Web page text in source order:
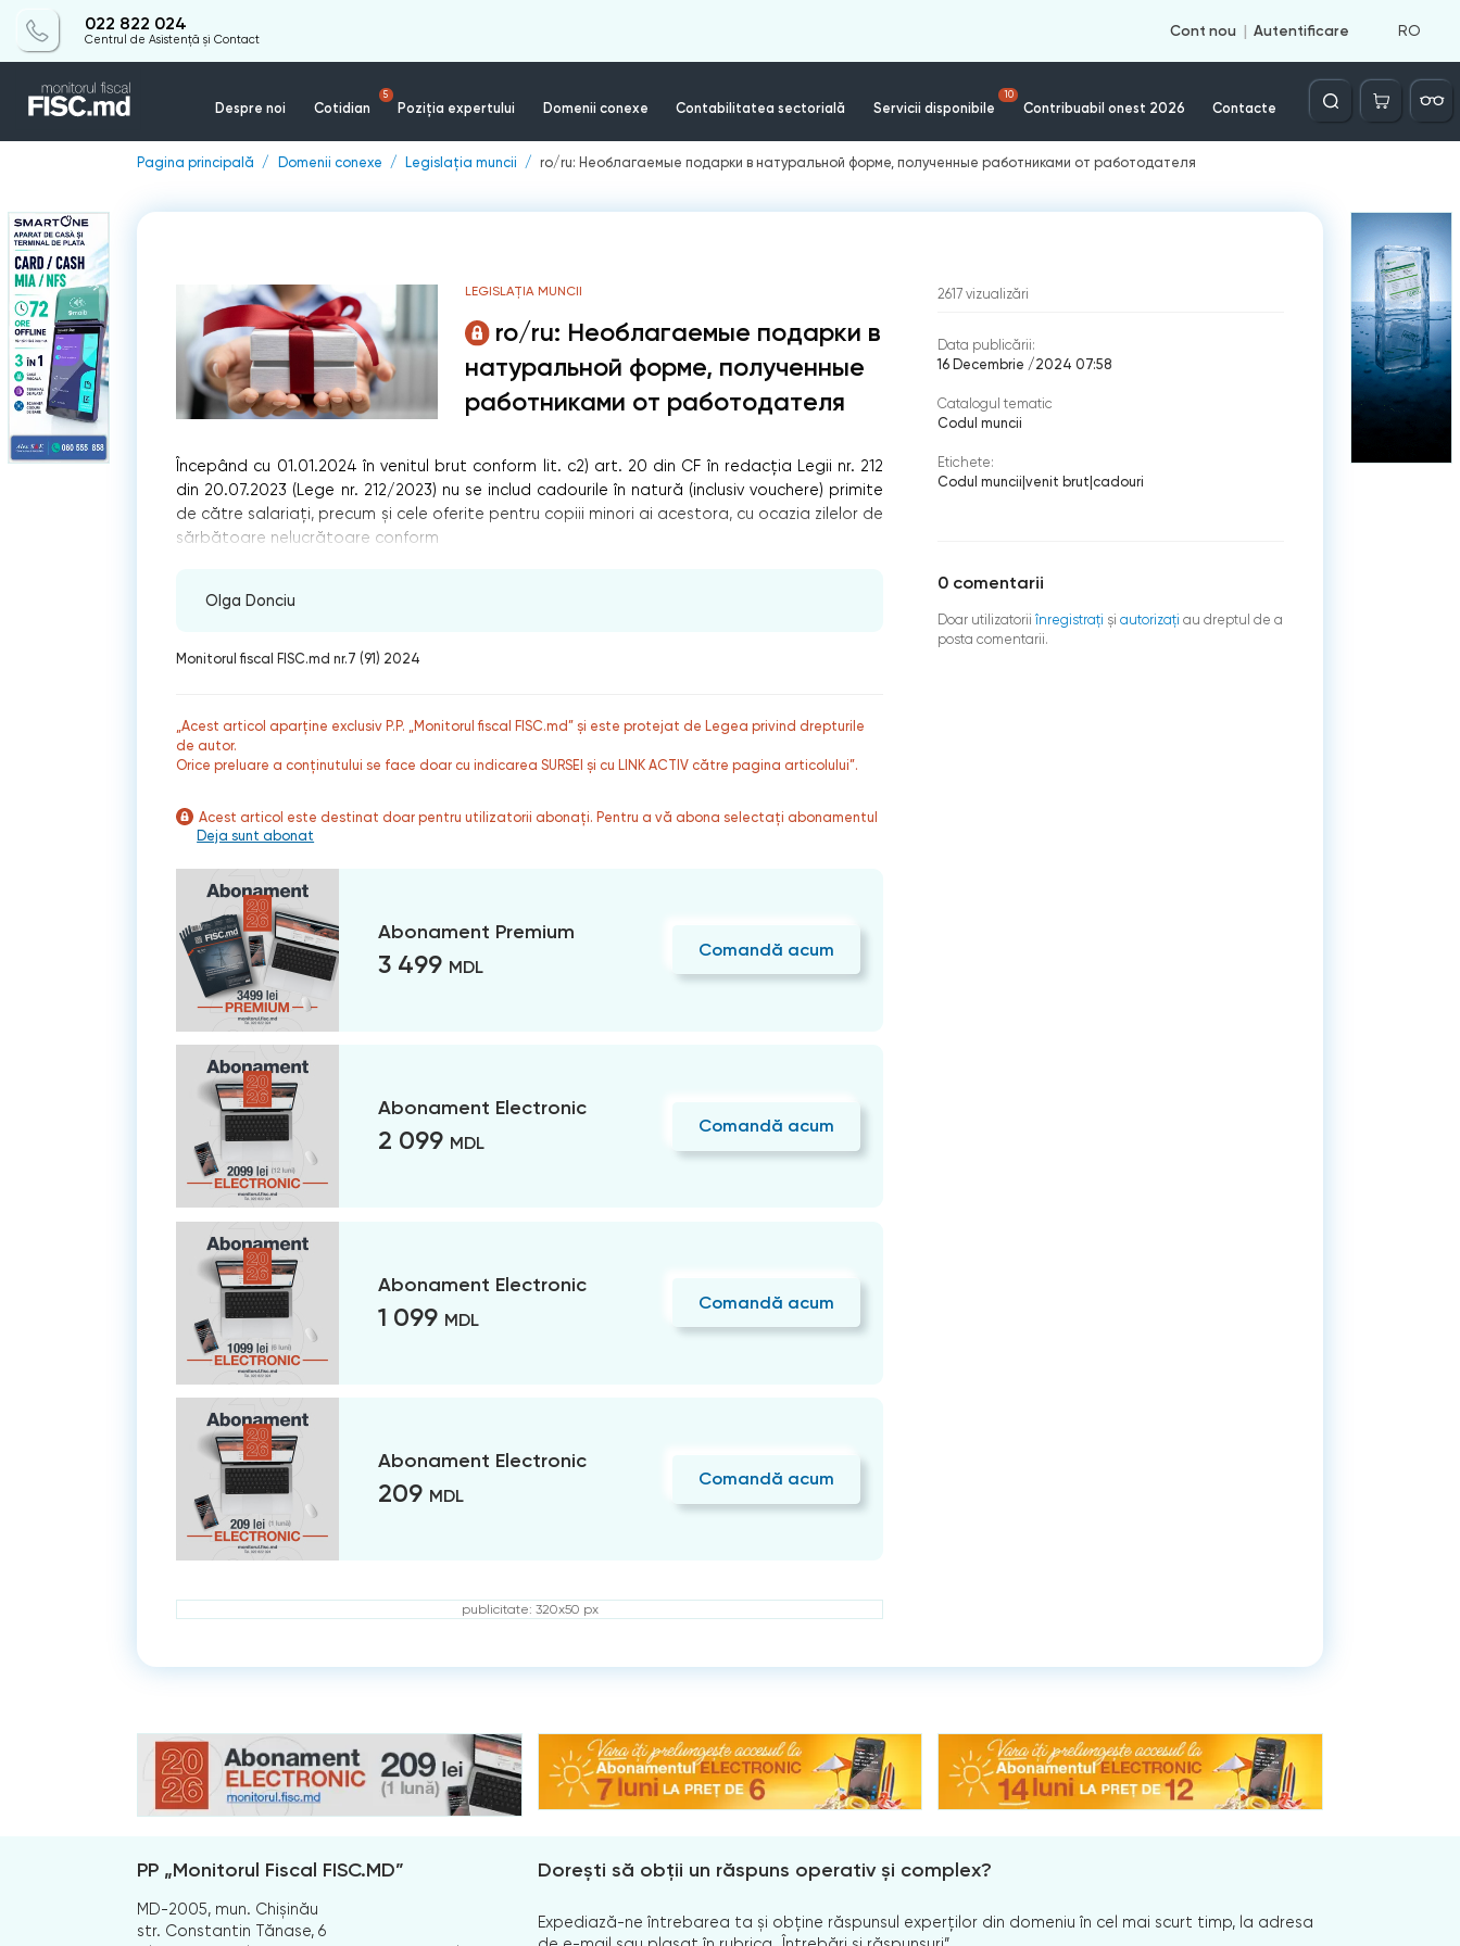
022 822 024
Centrul de Asistență și Contact
Cont nou Autentificare RO
Despre noi Cotidian
5
Poziția expertului Domenii conexe Contabilitatea sectorială Servicii disponibile
10
Contribuabil onest 2026 Contacte
Căutare
Pagina principală Domenii conexe Legislația muncii ro/ru: Необлагаемые подарки в натуральной форме, полученные работниками от работодателя
LEGISLAȚIA MUNCII
ro/ru: Необлагаемые подарки в
натуральной форме, полученные
работниками от работодателя
Începând cu 01.01.2024 în venitul brut conform lit. c2) art. 20 din CF în redacția Legii nr. 212
din 20.07.2023 (Lege nr. 212/2023) nu se includ cadourile în natură (inclusiv vouchere) primite
de către salariați, precum şi cele oferite pentru copiii minori ai acestora, cu ocazia zilelor de
sărbătoare nelucrătoare conform
Olga Donciu
Monitorul fiscal FISC.md nr.7 (91) 2024
„Acest articol aparține exclusiv P.P. „Monitorul fiscal FISC.md” și este protejat de Legea privind drepturile
de autor.
Orice preluare a conținutului se face doar cu indicarea SURSEI și cu LINK ACTIV către pagina articolului”.
Acest articol este destinat doar pentru utilizatorii abonați. Pentru a vă abona selectați abonamentul
Deja sunt abonat
Abonament Premium
3 499 MDL
Comandă acum
Abonament Electronic
2 099 MDL
Comandă acum
Abonament Electronic
1 099 MDL
Comandă acum
Abonament Electronic
209 MDL
Comandă acum
publicitate: 320x50 px
2617 vizualizări
Data publicării:
16 Decembrie /2024 07:58
Catalogul tematic
Codul muncii
Etichete:
Codul muncii venit brut cadouri
0 comentarii
Doar utilizatorii înregistraţi şi autorizați au dreptul de a
posta comentarii.
PP „Monitorul Fiscal FISC.MD”
MD-2005, mun. Chișinău
str. Constantin Tănase, 6
Dorești să obții un răspuns operativ și complex?
Expediază-ne întrebarea ta și obține răspunsul experților din domeniu în cel mai scurt timp, la adresa